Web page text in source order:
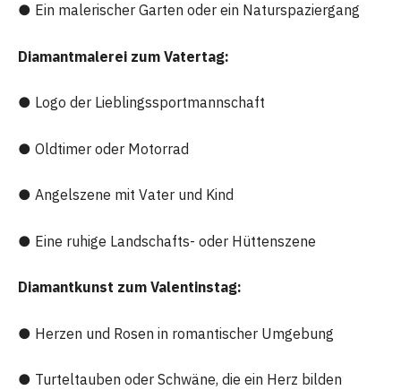
● Ein malerischer Garten oder ein Naturspaziergang
Diamantmalerei zum Vatertag:
● Logo der Lieblingssportmannschaft
● Oldtimer oder Motorrad
● Angelszene mit Vater und Kind
● Eine ruhige Landschafts- oder Hüttenszene
Diamantkunst zum Valentinstag:
● Herzen und Rosen in romantischer Umgebung
● Turteltauben oder Schwäne, die ein Herz bilden